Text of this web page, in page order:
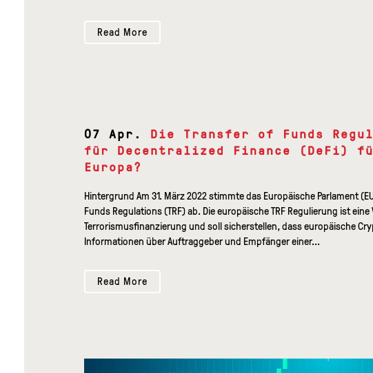
Read More
07 Apr.
Die Transfer of Funds
für Decentralized Finance (DeFi)
Europa?
Hintergrund Am 31. März 2022 stimmte das Europäische Parlament
Funds Regulations (TRF) ab. Die europäische TRF Regulierung ist
Terrorismusfinanzierung und soll sicherstellen, dass europäische
Informationen über Auftraggeber und Empfänger einer...
Read More